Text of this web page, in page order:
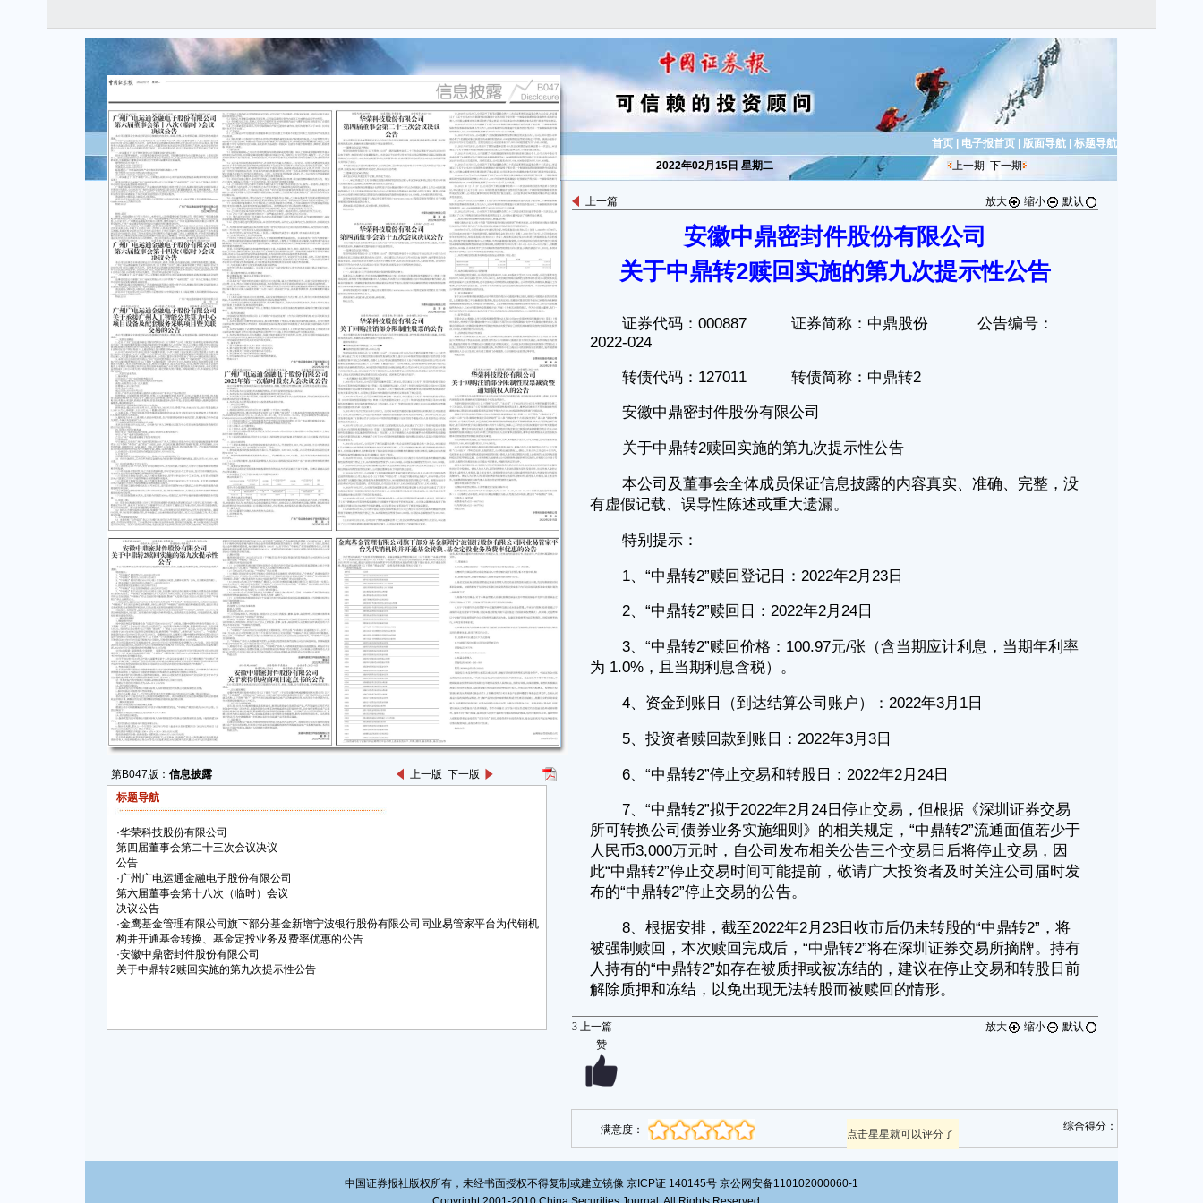
第B047版： 信息披露 上一版 下一版
标题导航
·华荣科技股份有限公司
第四届董事会第二十三次会议决议
公告
·广州广电运通金融电子股份有限公司
第六届董事会第十八次（临时）会议
决议公告
·金鹰基金管理有限公司旗下部分基金新增宁波银行股份有限公司同业易管家平台为代销机
构并开通基金转换、基金定投业务及费率优惠的公告
·安徽中鼎密封件股份有限公司
关于中鼎转2赎回实施的第九次提示性公告
首页 电子报首页 版面导航
标题导航
2022年02月15日 星期二
上一期 下一期
上一篇 放大 缩小 默认
安徽中鼎密封件股份有限公司
关于中鼎转2赎回实施的第九次提示性公告
证券代码：000887 证券简称：中鼎股份 公告编号：
2022-024
转债代码：127011 转债简称：中鼎转2
安徽中鼎密封件股份有限公司
关于中鼎转2赎回实施的第九次提示性公告
本公司及董事会全体成员保证信息披露的内容真实、准确、完整，没
有虚假记载、误导性陈述或重大遗漏。
特别提示：
1、“中鼎转2”赎回登记日：2022年2月23日
2、“中鼎转2”赎回日：2022年2月24日
3、“中鼎转2”赎回价格：100.97元/张（含当期应计利息，当期年利率
为 1.0%，且当期利息含税）。
4、资金到账日（到达结算公司账户）：2022年3月1日
5、投资者赎回款到账日：2022年3月3日
6、“中鼎转2”停止交易和转股日：2022年2月24日
7、“中鼎转2”拟于2022年2月24日停止交易，但根据《深圳证券交易
所可转换公司债券业务实施细则》的相关规定，“中鼎转2”流通面值若少于
人民币3,000万元时，自公司发布相关公告三个交易日后将停止交易，因
此“中鼎转2”停止交易时间可能提前，敬请广大投资者及时关注公司届时发
布的“中鼎转2”停止交易的公告。
8、根据安排，截至2022年2月23日收市后仍未转股的“中鼎转2”，将
被强制赎回，本次赎回完成后，“中鼎转2”将在深圳证券交易所摘牌。持有
人持有的“中鼎转2”如存在被质押或被冻结的，建议在停止交易和转股日前
解除质押和冻结，以免出现无法转股而被赎回的情形。
风险提示：根据安排，截至2022年2月23日收市后尚未实施转股的“中
鼎转2”，将按照 100.97元/张的价格强制赎回，因目前二级市场价格与赎
投资风险。
经中国证券监督管理委员会“证监许可[2018]1803号”文核准，安徽中
鼎密封件股份有限公司（以下简称 “公司”）于2019年3月8日公开发行了
1,200万张可转换公司债券，每张面值100元，发行总额12亿元。经深圳证
券交易所（以下简称“深交所”）“深证上[2019]165号”文同意，公司12亿元
2”，债券代码“127011”。“中鼎转2”转股期自2019年9月16日至2025年3月8
日。根据相关法律、法规和《安徽中鼎密封件股份有限公司公开发行可转
换公司债券募集说明书》（以下简称“《可转债募集说明书》”）的有关规
定，公司本次发行的可转债自2019年9月16日起可转换为公司股份，可转
为11.79元/股。因公司实施2019年年度权益分派，2020年7月29日可转债
转股价格整为11.59元/股。因公司实施2020年年度权益分派，2021年6月7
日可转债转股价格调整为11.39元/股。
公司A股股票（股票简称：中鼎股份 股票代码：000887）自2022年
2”当期转股价格的130%，已经触发《可转债募集说明书》中约定的有条
公司于2022年1月24日召开第八届董事会第十二次会议审议通过了
《关于提前赎回“中鼎转2”的议案》，同意行使“中鼎转2”有条件赎回权，
按照债券面值加当期应计利息的价格赎回在赎回登记日收市后在中国证券
3 上一篇 放大 缩小
默认
赞
满意度： 点击星星就可以评分了
综合得分：
中国证券报社版权所有，未经书面授权不得复制或建立镜像 京ICP证 140145号 京公网安备110102000060-1